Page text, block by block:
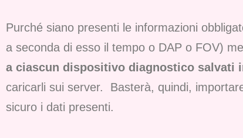
Purché siano presenti le informazioni
a seconda di esso il tempo o DAP o FOV)
a ciascun dispositivo diagnostico salvati
caricarli sui server. Basterà, quindi,
sicuro i dati presenti.